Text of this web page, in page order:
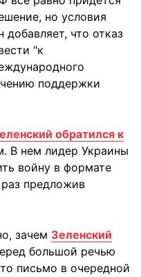
но условия
добавляет, что отказ
"к
поддержки
обратился к
В нем лидер Украины
войну в формате
предложив
зачем Зеленский
большой речью
письмо в очередной